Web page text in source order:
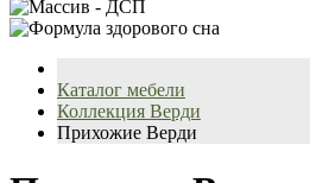
Каталог мебели
Коллекция Верди
Прихожие Верди